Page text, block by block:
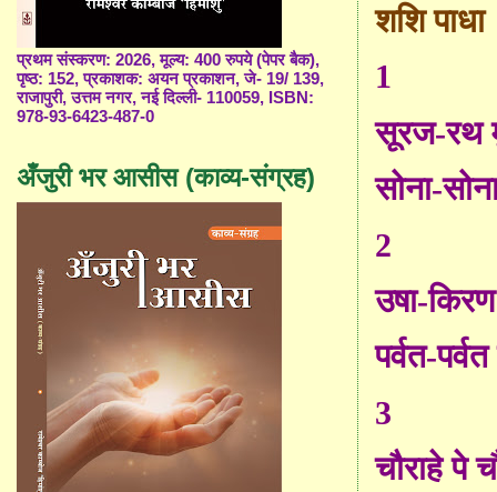
शशि पाधा
1
सूरज-रथ
सोना-
2
उषा-
पर्वत-
3
चौराहे पे
प्रथम संस्करण: 2026, मूल्य: 400 रुपये (पेपर बैक),
पृष्ठ: 152, प्रकाशक: अयन प्रकाशन, जे- 19/ 139,
राजापुरी, उत्तम नगर, नई दिल्ली- 110059, ISBN:
978-93-6423-487-0
अँजुरी भर आसीस (काव्य-संग्रह)